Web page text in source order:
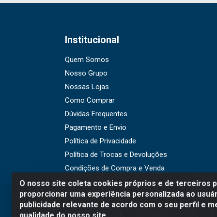
O nosso site coleta cookies próprios e de terceiros
proporcionar uma experiência personalizada ao
publicidade relevante de acordo com o seu perfil e
Institucional
Quem Somos
Nosso Grupo
Nossas Lojas
Como Comprar
Dúvidas Frequentes
Pagamento e Envio
Política de Privacidade
Política de Trocas e Devoluções
Condições de Compra e Venda
WR Embalagens - R. Cel.